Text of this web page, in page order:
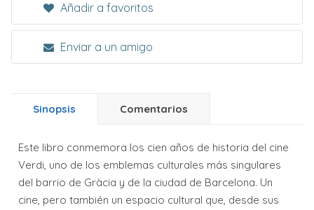
Añadir a favoritos
Enviar a un amigo
Sinopsis Comentarios
Este libro conmemora los cien años de historia del cine
Verdi, uno de los emblemas culturales más singulares
del barrio de Gràcia y de la ciudad de Barcelona. Un
cine, pero también un espacio cultural que, desde sus